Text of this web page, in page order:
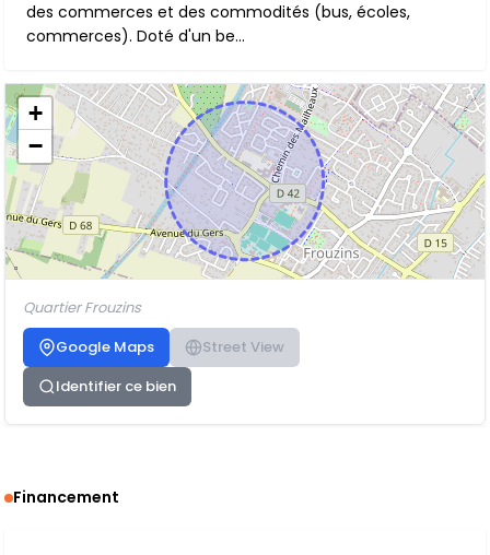
des commerces et des commodités (bus, écoles,
commerces). Doté d'un be...
+
−
Quartier Frouzins
Google Maps
Street View
Identifier ce bien
Financement